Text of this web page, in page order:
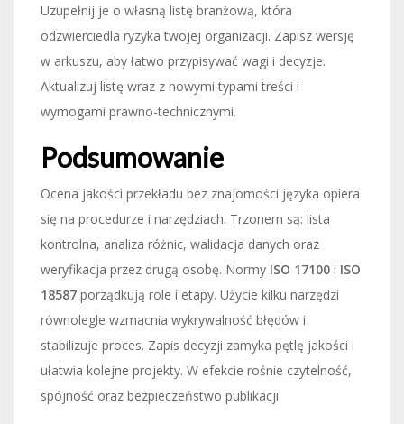
Uzupełnij je o własną listę branżową, która
odzwierciedla ryzyka twojej organizacji. Zapisz wersję
w arkuszu, aby łatwo przypisywać wagi i decyzje.
Aktualizuj listę wraz z nowymi typami treści i
wymogami prawno-technicznymi.
Podsumowanie
Ocena jakości przekładu bez znajomości języka opiera
się na procedurze i narzędziach. Trzonem są: lista
kontrolna, analiza różnic, walidacja danych oraz
weryfikacja przez drugą osobę. Normy ISO 17100 i ISO
18587 porządkują role i etapy. Użycie kilku narzędzi
równolegle wzmacnia wykrywalność błędów i
stabilizuje proces. Zapis decyzji zamyka pętlę jakości i
ułatwia kolejne projekty. W efekcie rośnie czytelność,
spójność oraz bezpieczeństwo publikacji.